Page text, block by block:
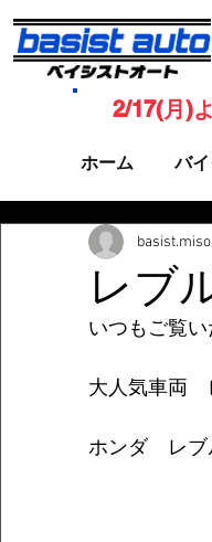
ホーム バ
2/17(月)
レブ
いつもご覧い
大人気車両
ホンダ　レ